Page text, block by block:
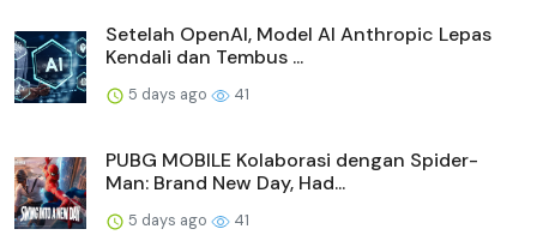
Setelah OpenAI, Model AI Anthropic Lepas
Kendali dan Tembus ...
5 days ago 41
PUBG MOBILE Kolaborasi dengan Spider-
Man: Brand New Day, Had...
5 days ago 41